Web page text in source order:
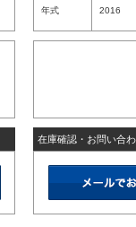
年式 2016
在庫確認・お問い合